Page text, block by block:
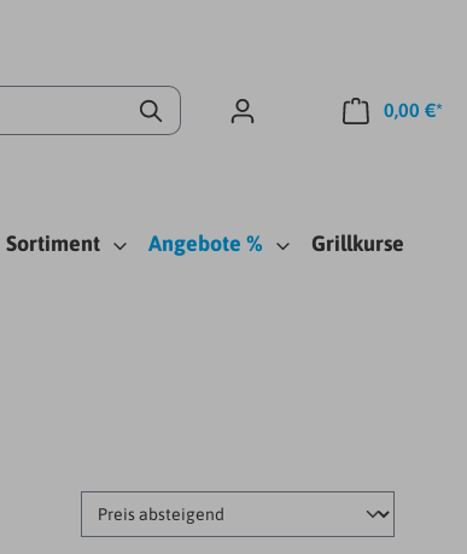
0,00 €*
Sortiment Angebote % Grillkurse